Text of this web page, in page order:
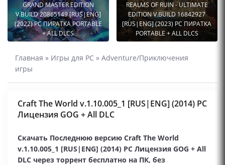
GRAND MASTER EDITION
V.BUILD 20865149 [RUS|ENG]
(2022) PC ПИРАТКА PORTABLE
+ ALL DLCS
REALMS OF RUIN - ULTIMATE
EDITION V.BUILD 16842927
[RUS|ENG] (2023) PC ПИРАТКА
PORTABLE + ALL DLCS
Главная » Игры для PC » Adventure/Приключения
игры
Craft The World v.1.10.005_1 [RUS|ENG] (2014) PC
Лицензия GOG + All DLC
Скачать Последнюю версию Craft The World
v.1.10.005_1 [RUS|ENG] (2014) PC Лицензия GOG + All
DLC через торрент бесплатно на ПК, без